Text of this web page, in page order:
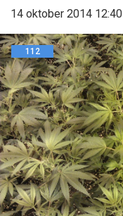
14 oktober 2014 12:40
112